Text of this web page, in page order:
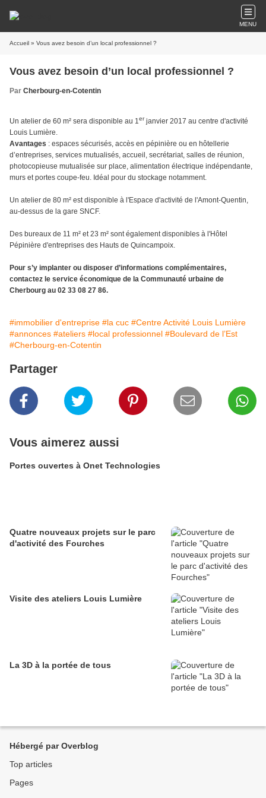
MENU
Accueil » Vous avez besoin d’un local professionnel ?
Vous avez besoin d’un local professionnel ?
Par Cherbourg-en-Cotentin
Un atelier de 60 m² sera disponible au 1er janvier 2017 au centre d'activité
Louis Lumière.
Avantages : espaces sécurisés, accès en pépinière ou en hôtellerie
d’entreprises, services mutualisés, accueil, secrétariat, salles de réunion,
photocopieuse mutualisée sur place, alimentation électrique indépendante,
murs et portes coupe-feu. Idéal pour du stockage notamment.
Un atelier de 80 m² est disponible à l'Espace d'activité de l'Amont-Quentin,
au-dessus de la gare SNCF.
Des bureaux de 11 m² et 23 m² sont également disponibles à l'Hôtel
Pépinière d'entreprises des Hauts de Quincampoix.
Pour s’y implanter ou disposer d’informations complémentaires,
contactez le service économique de la Communauté urbaine de
Cherbourg au 02 33 08 27 86.
#immobilier d'entreprise #la cuc #Centre Activité Louis Lumière
#annonces #ateliers #local professionnel #Boulevard de l’Est
#Cherbourg-en-Cotentin
Partager
Vous aimerez aussi
Portes ouvertes à Onet Technologies
Quatre nouveaux projets sur le parc
d'activité des Fourches
Visite des ateliers Louis Lumière
La 3D à la portée de tous
Hébergé par Overblog
Top articles
Pages